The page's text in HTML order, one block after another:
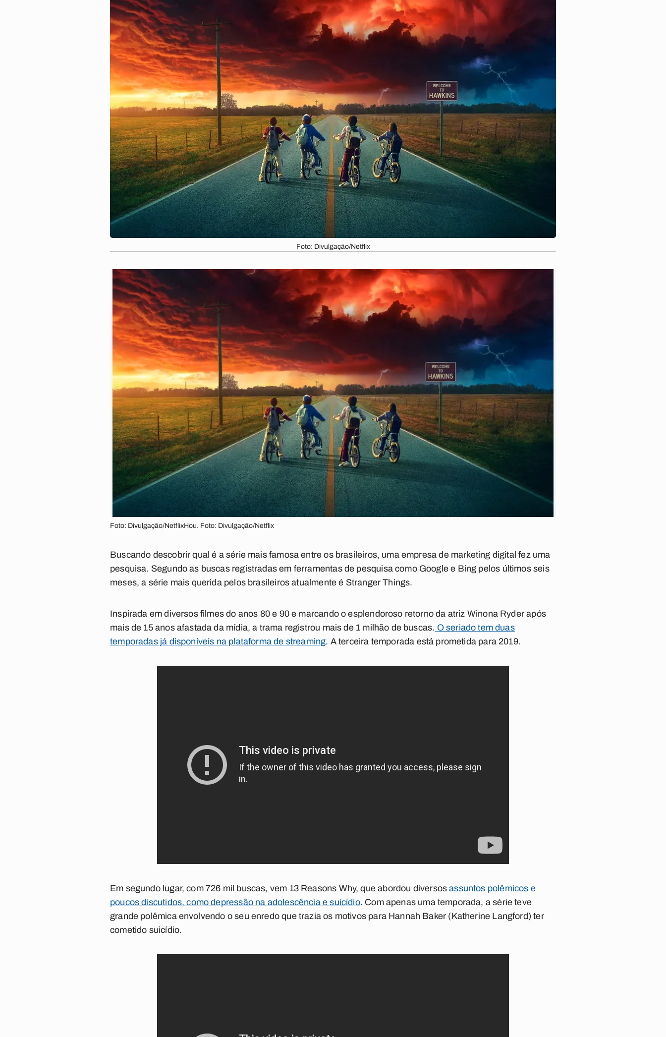
Foto: Divulgação/Netflix
Foto: Divulgação/NetflixHou. Foto: Divulgação/Netflix
Buscando descobrir qual é a série mais famosa entre os brasileiros, uma empresa de marketing digital fez uma
pesquisa. Segundo as buscas registradas em ferramentas de pesquisa como Google e Bing pelos últimos seis
meses, a série mais querida pelos brasileiros atualmente é Stranger Things.
Inspirada em diversos filmes do anos 80 e 90 e marcando o esplendoroso retorno da atriz Winona Ryder após
mais de 15 anos afastada da mídia, a trama registrou mais de 1 milhão de buscas. O seriado tem duas
temporadas já disponíveis na plataforma de streaming. A terceira temporada está prometida para 2019.
Em segundo lugar, com 726 mil buscas, vem 13 Reasons Why, que abordou diversosassuntos polêmicos e
poucos discutidos, como depressão na adolescência e suicídio. Com apenas uma temporada, a série teve
grande polêmica envolvendo o seu enredo que trazia os motivos para Hannah Baker (Katherine Langford) ter
cometido suicídio.